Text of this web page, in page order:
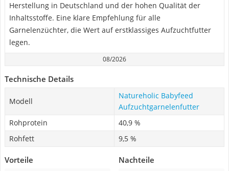
Herstellung in Deutschland und der hohen Qualität der
Inhaltsstoffe. Eine klare Empfehlung für alle
Garnelenzüchter, die Wert auf erstklassiges Aufzuchtfutter
legen.
08/2026
Technische Details
Modell
Natureholic Babyfeed
Aufzuchtgarnelenfutter
Rohprotein
40,9 %
Rohfett
9,5 %
Vorteile Nachteile